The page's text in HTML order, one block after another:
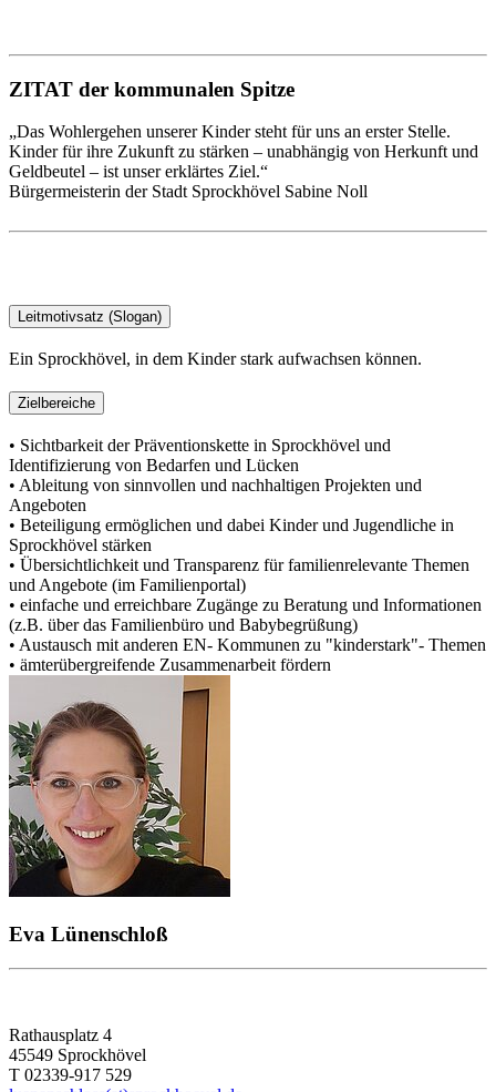
ZITAT der kommunalen Spitze
„Das Wohlergehen unserer Kinder steht für uns an erster Stelle.
Kinder für ihre Zukunft zu stärken – unabhängig von Herkunft und
Geldbeutel – ist unser erklärtes Ziel.“
Bürgermeisterin der Stadt Sprockhövel Sabine Noll
Leitmotivsatz (Slogan)
Ein Sprockhövel, in dem Kinder stark aufwachsen können.
Zielbereiche
• Sichtbarkeit der Präventionskette in Sprockhövel und
Identifizierung von Bedarfen und Lücken
• Ableitung von sinnvollen und nachhaltigen Projekten und
Angeboten
• Beteiligung ermöglichen und dabei Kinder und Jugendliche in
Sprockhövel stärken
• Übersichtlichkeit und Transparenz für familienrelevante Themen
und Angebote (im Familienportal)
• einfache und erreichbare Zugänge zu Beratung und Informationen
(z.B. über das Familienbüro und Babybegrüßung)
• Austausch mit anderen EN- Kommunen zu "kinderstark"- Themen
• ämterübergreifende Zusammenarbeit fördern
Eva Lünenschloß
Rathausplatz 4
45549 Sprockhövel
T 02339-917 529